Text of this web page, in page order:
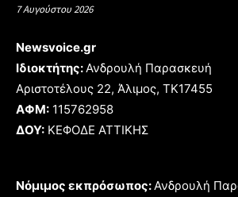
7 Αυγούστου 2026
Newsvoice.gr
Ιδιοκτήτης: Ανδρουλή Παρασκευή
Αριστοτέλους 22, Άλιμος, TK17455
ΑΦΜ: 115762958
ΔΟΥ: ΚΕΦΟΔΕ ΑΤΤΙΚΗΣ
Νόμιμος εκπρόσωπος: Ανδρουλή